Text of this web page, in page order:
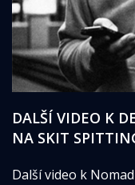
DALŠÍ VIDEO K
NA SKIT
Další video k